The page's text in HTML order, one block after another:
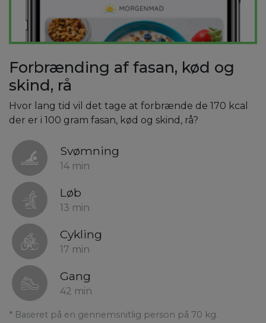
Forbrænding af fasan, kød og
skind, rå
Hvor lang tid vil det tage at forbrænde de 170 kcal
der er i 100 gram fasan, kød og skind, rå?
Svømning
14 min
Løb
13 min
Cykling
17 min
Gang
42 min
* Baseret på en gennemsnitlig person på 70 kg.